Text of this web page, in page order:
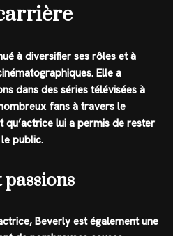
à diversifier ses rôles et à
Elle a
dans des séries télévisées à
fans à travers le
qu’actrice lui a permis de rester
public.
Beverly est également une